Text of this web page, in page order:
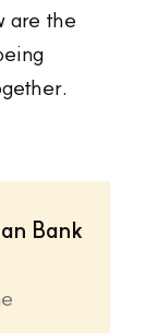
are the
Bank